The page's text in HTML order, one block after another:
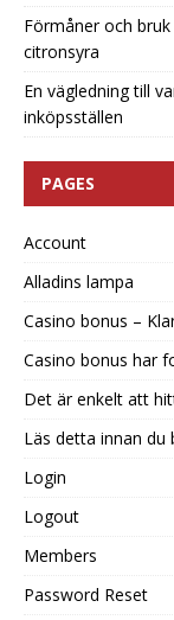
Förmåner och
citronsyra
En vägledning till
inköpsställen
PAGES
Account
Alladins lampa
Casino bonus –
Casino bonus har
Det är enkelt att
Läs detta innan du
Login
Logout
Members
Password Reset